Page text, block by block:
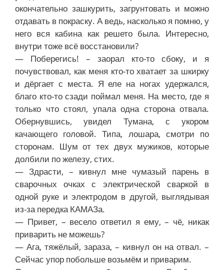
окончательно зашкурить, загрунтовать и можно
отдавать в покраску. А ведь, насколько я помню, у
него вся кабина как решето была. Интересно,
внутри тоже всё восстановили?
— Поберегись! – заорал кто-то сбоку, и я
почувствовал, как меня кто-то хватает за шкирку
и дёргает с места. Я еле на ногах удержался,
благо кто-то сзади поймал меня. На место, где я
только что стоял, упала одна сторона отвала.
Обернувшись, увидел Тумана, с укором
качающего головой. Типа, лошара, смотри по
сторонам. Шум от тех двух мужиков, которые
долбили по железу, стих.
— Здрасти, – кивнул мне чумазый парень в
сварочных очках с электрической сваркой в
одной руке и электродом в другой, выглядывая
из-за передка КАМАЗа.
— Привет, – весело ответил я ему, – чё, никак
приварить не можешь?
— Ага, тяжёлый, зараза, – кивнул он на отвал. –
Сейчас упор побольше возьмём и приварим.